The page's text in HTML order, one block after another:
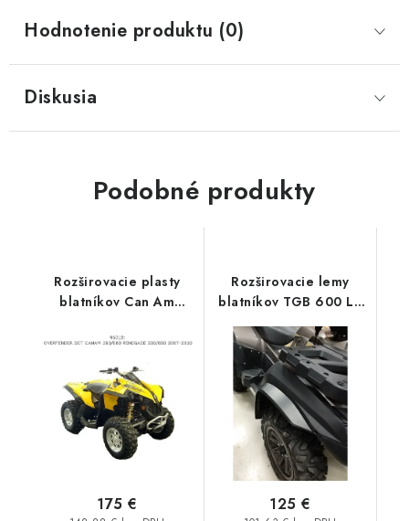
Reklamačný poriadok - formulár
Kontakt
Hodnotenie produktu (0)
Diskusia
Podobné produkty
Rozširovacie plasty
blatníkov Can Am
500/570/650/800/1000
G1 / G2 D2O
175 €
Rozširovacie lemy
blatníkov TGB 600 LT
LTX
125 €